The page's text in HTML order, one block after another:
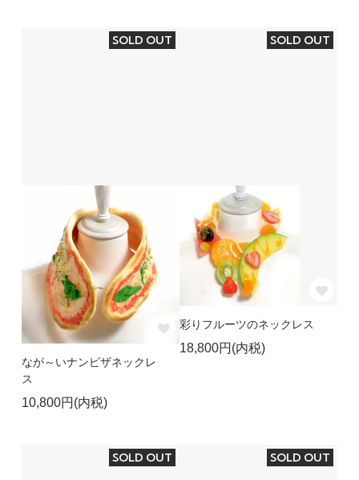
SOLD OUT
なが～いナンピザネックレ
ス
10,800円(内税)
SOLD OUT
彩りフルーツのネックレス
18,800円(内税)
SOLD OUT SOLD OUT